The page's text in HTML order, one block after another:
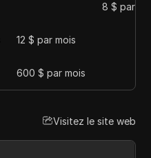
8 $ par Go
12 $ par mois
600 $ par mois
Visitez le site web